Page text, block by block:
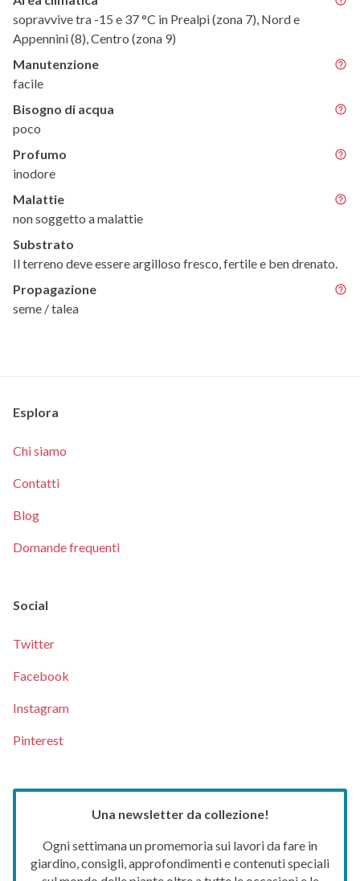
sopravvive tra -15 e 37 °C in Prealpi (zona 7), Nord e
Appennini (8), Centro (zona 9)
Manutenzione
facile
Bisogno di acqua
poco
Profumo
inodore
Malattie
non soggetto a malattie
Substrato
Il terreno deve essere argilloso fresco, fertile e ben drenato.
Propagazione
seme / talea
Esplora
Chi siamo
Contatti
Blog
Domande frequenti
Social
Twitter
Facebook
Instagram
Pinterest
Una newsletter da collezione!
Ogni settimana un promemoria sui lavori da fare in
giardino, consigli, approfondimenti e contenuti speciali